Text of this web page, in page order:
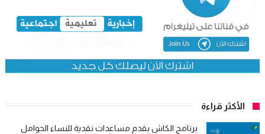
الأكثر قراءة
برنامج الكاش يقدم مساعدات نقدية للنساء الحوامل